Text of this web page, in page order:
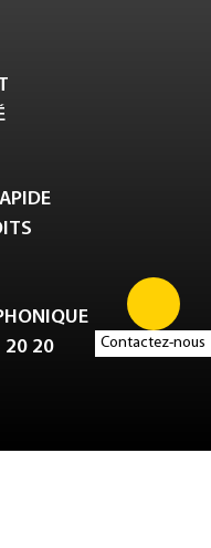
Contactez-nous
20 20